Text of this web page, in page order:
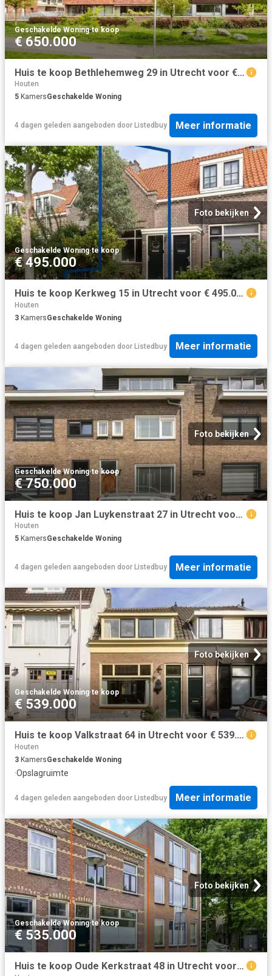
Geschakelde Woning·te koop
€ 650.000
Huis te koop Bethlehemweg 29 in Utrecht voor € 650.000
Houten
5 KamersGeschakelde Woning
4 dagen geleden aangeboden door Listedbuy Meer informatie
Foto bekijken
Geschakelde Woning·te koop
€ 495.000
Huis te koop Kerkweg 15 in Utrecht voor € 495.000
Houten
3 KamersGeschakelde Woning
4 dagen geleden aangeboden door Listedbuy Meer informatie
Foto bekijken
Geschakelde Woning·te koop
€ 750.000
Huis te koop Jan Luykenstraat 27 in Utrecht voor € 750.000
Houten
5 KamersGeschakelde Woning
4 dagen geleden aangeboden door Listedbuy Meer informatie
Foto bekijken
Geschakelde Woning·te koop
€ 539.000
Huis te koop Valkstraat 64 in Utrecht voor € 539.000
Houten
3 KamersGeschakelde Woning
·Opslagruimte
4 dagen geleden aangeboden door Listedbuy Meer informatie
Foto bekijken
Geschakelde Woning·te koop
€ 535.000
Huis te koop Oude Kerkstraat 48 in Utrecht voor € 535.000